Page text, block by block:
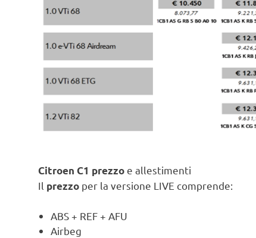
Citroen C1 prezzo e allestimenti
Il prezzo per la versione LIVE comprende:
ABS + REF + AFU
Airbeg